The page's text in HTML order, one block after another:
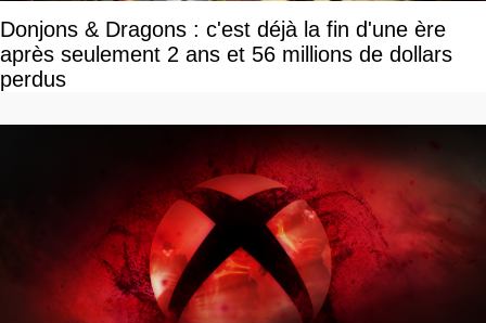
Donjons & Dragons : c'est déjà la fin d'une ère
après seulement 2 ans et 56 millions de dollars
perdus